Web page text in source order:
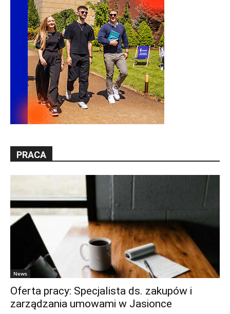
PRACA
News
Oferta pracy: Specjalista ds. zakupów i
zarządzania umowami w Jasionce